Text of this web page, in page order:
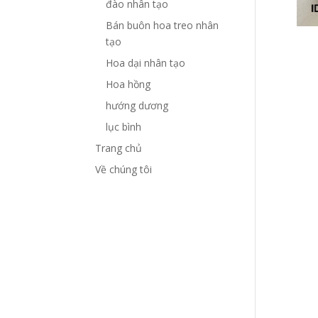
đào nhân tạo
Bán buôn hoa treo nhân
tạo
Hoa dại nhân tạo
Hoa hồng
hướng dương
lục bình
Trang chủ
Về chúng tôi